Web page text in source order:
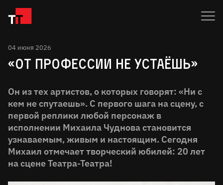
04 июня 2026
«ОТ ПРОФЕССИИ НЕ УСТАЁШЬ»
Он из тех артистов, о которых говорят: «Ни с
кем не спутаешь». С первого шага на сцену, с
первой реплики любой персонаж в
исполнении Михаила Чуднова становится
узнаваемым, живым и настоящим. Сегодня
Михаил отмечает творческий юбилей: 20 лет
на сцене Театра-Театра!